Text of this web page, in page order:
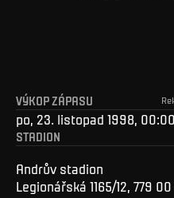
VÝKOP ZÁPASU
po, 23. listopad 1998, 00:00
STADION
Andrův stadion
Legionářská 1165/12, 779